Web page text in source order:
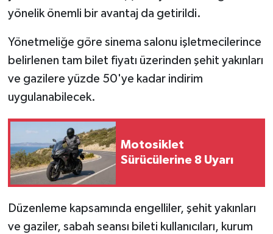
yönelik önemli bir avantaj da getirildi.
Yönetmeliğe göre sinema salonu işletmecilerince
belirlenen tam bilet fiyatı üzerinden şehit yakınları
ve gazilere yüzde 50'ye kadar indirim
uygulanabilecek.
Motosiklet
Sürücülerine 8 Uyarı
Düzenleme kapsamında engelliler, şehit yakınları
ve gaziler, sabah seansı bileti kullanıcıları, kurum